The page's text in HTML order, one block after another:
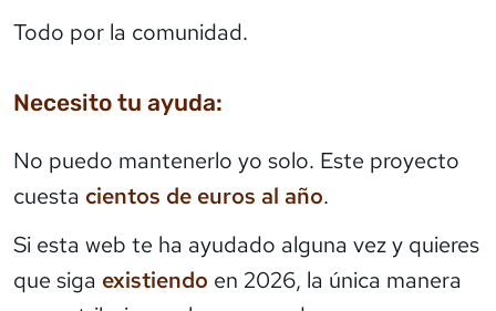
Todo por la comunidad.
Necesito tu ayuda:
No puedo mantenerlo yo solo. Este proyecto
cuesta cientos de euros al año.
Si esta web te ha ayudado alguna vez y quieres
que siga existiendo en 2026, la única manera